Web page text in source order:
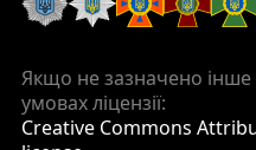
Якщо не зазначено інше
умовах ліцензії:
Creative Commons